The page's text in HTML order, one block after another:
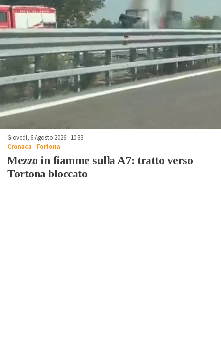
Giovedì, 6 Agosto 2026 - 10:33
Cronaca- Tortona
Mezzo in fiamme sulla A7: tratto verso
Tortona bloccato